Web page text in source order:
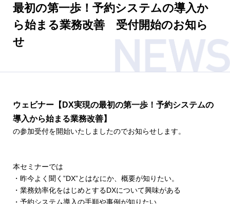
：
最初の第一歩！予約システムの導入か
ら始まる業務改善 受付開始のお知ら
せ
ウェビナー【DX実現の最初の第一歩！予約システムの
導入から始まる業務改善】
の参加受付を開始いたしましたのでお知らせします。
本セミナーでは
・昨今よく聞く”DX”とはなにか、概要が知りたい。
・業務効率化をはじめとするDXについて興味がある
・予約システム導入の手順や事例が知りたい